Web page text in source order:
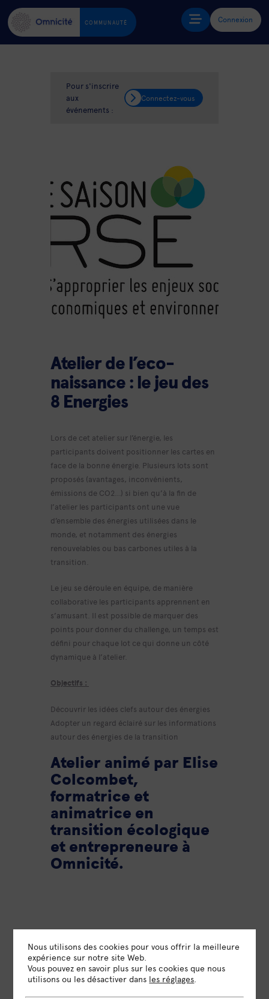
COMMUNAUTÉ Connexion
Pour s'inscrire
aux
événements :
Connectez-vous
Atelier de l’eco-
naissance : le jeu des
8 Energies
Lors de cet atelier sur l’énergie, les
participants doivent positionner les cartes en
face de la bonne énergie. Plusieurs lots sont
proposés (avantages, inconvénients,
émissions de CO2…) si bien qu’à la fin de
l’atelier les participants ont une vue
d’ensemble des énergies utilisées dans le
monde, et notamment des énergies
renouvelables ou bas carbones utiles à la
transition.
Le jeu se déroule en équipe, de manière
collaborative les participants apprennent en
s’amusant. Il est possible de marquer des
points pour donner du challenge, un temps est
défini pour chaque lot ce qui donne un côté
dynamique à l’atelier.
Objectifs :
Découvrir les idées clefs autour des énergies
Adopter un regard éclairé sur les informations
autour des énergies de la transition
Atelier animé par Elise
Colcombet,
formatrice et
animatrice en
transition écologique
et entrepreneure à
Omnicité.
Nous utilisons des cookies pour vous offrir la meilleure
expérience sur notre site Web.
Vous pouvez en savoir plus sur les cookies que nous
utilisons ou les désactiver dans les réglages